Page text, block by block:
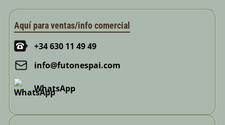
Aquí para ventas/info comercial
+34 630 11 49 49
info@futonespai.com
WhatsApp